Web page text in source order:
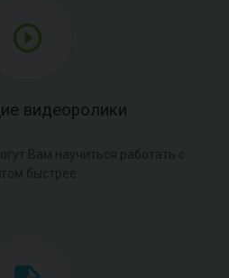
видеоролики
Вам научиться работать с
быстрее